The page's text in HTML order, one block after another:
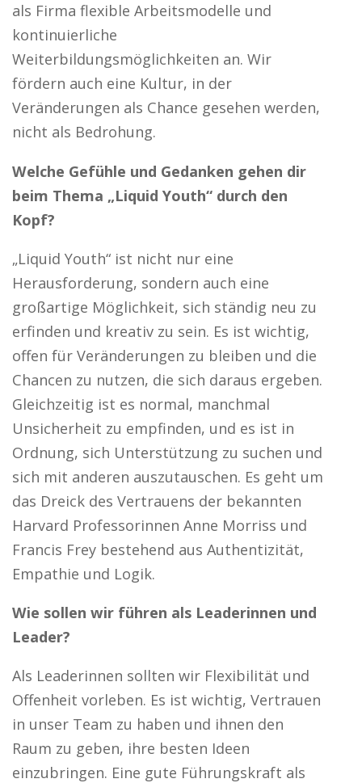
als Firma flexible Arbeitsmodelle und
kontinuierliche
Weiterbildungsmöglichkeiten an. Wir
fördern auch eine Kultur, in der
Veränderungen als Chance gesehen werden,
nicht als Bedrohung.
Welche Gefühle und Gedanken gehen dir
beim Thema „Liquid Youth“ durch den
Kopf?
„Liquid Youth“ ist nicht nur eine
Herausforderung, sondern auch eine
großartige Möglichkeit, sich ständig neu zu
erfinden und kreativ zu sein. Es ist wichtig,
offen für Veränderungen zu bleiben und die
Chancen zu nutzen, die sich daraus ergeben.
Gleichzeitig ist es normal, manchmal
Unsicherheit zu empfinden, und es ist in
Ordnung, sich Unterstützung zu suchen und
sich mit anderen auszutauschen. Es geht um
das Dreick des Vertrauens der bekannten
Harvard Professorinnen Anne Morriss und
Francis Frey bestehend aus Authentizität,
Empathie und Logik.
Wie sollen wir führen als Leaderinnen und
Leader?
Als Leaderinnen sollten wir Flexibilität und
Offenheit vorleben. Es ist wichtig, Vertrauen
in unser Team zu haben und ihnen den
Raum zu geben, ihre besten Ideen
einzubringen. Eine gute Führungskraft als